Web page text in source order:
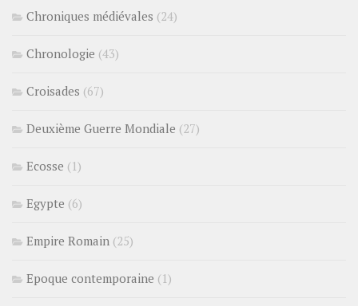
Chroniques médiévales (24)
Chronologie (43)
Croisades (67)
Deuxième Guerre Mondiale (27)
Ecosse (1)
Egypte (6)
Empire Romain (25)
Epoque contemporaine (1)